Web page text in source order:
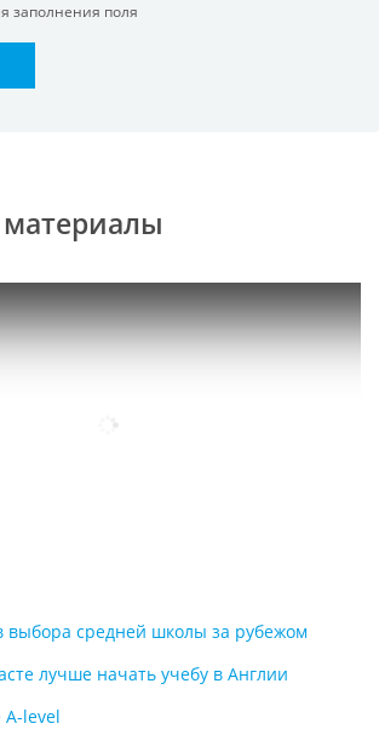
заполнения поля
выбора средней школы за рубежом
лучше начать учебу в Англии
level